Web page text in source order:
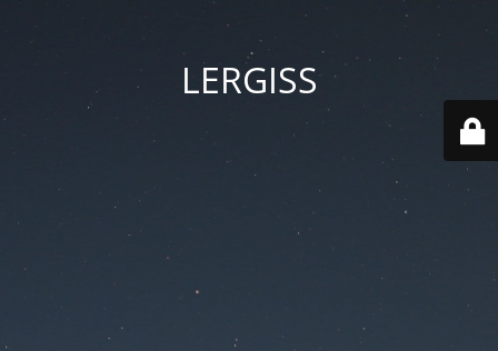
LERGISS